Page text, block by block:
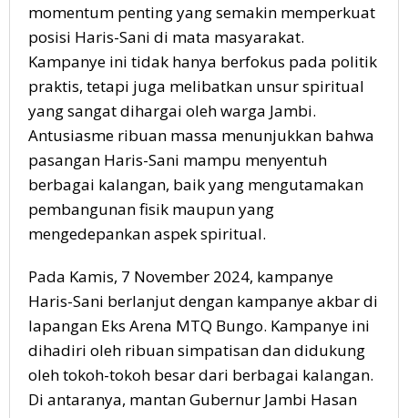
momentum penting yang semakin memperkuat
posisi Haris-Sani di mata masyarakat.
Kampanye ini tidak hanya berfokus pada politik
praktis, tetapi juga melibatkan unsur spiritual
yang sangat dihargai oleh warga Jambi.
Antusiasme ribuan massa menunjukkan bahwa
pasangan Haris-Sani mampu menyentuh
berbagai kalangan, baik yang mengutamakan
pembangunan fisik maupun yang
mengedepankan aspek spiritual.
Pada Kamis, 7 November 2024, kampanye
Haris-Sani berlanjut dengan kampanye akbar di
lapangan Eks Arena MTQ Bungo. Kampanye ini
dihadiri oleh ribuan simpatisan dan didukung
oleh tokoh-tokoh besar dari berbagai kalangan.
Di antaranya, mantan Gubernur Jambi Hasan